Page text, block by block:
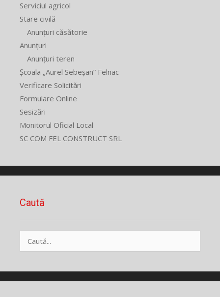
Serviciul agricol
Stare civilă
Anunțuri căsătorie
Anunțuri
Anunțuri teren
Școala „Aurel Sebeșan” Felnac
Verificare Solicitări
Formulare Online
Sesizări
Monitorul Oficial Local
SC COM FEL CONSTRUCT SRL
Caută
după: